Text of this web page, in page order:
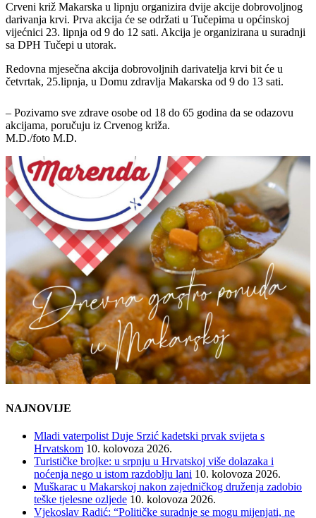
Crveni križ Makarska u lipnju organizira dvije akcije dobrovoljnog
darivanja krvi. Prva akcija će se održati u Tučepima u općinskoj
vijećnici 23. lipnja od 9 do 12 sati. Akcija je organizirana u suradnji
sa DPH Tučepi u utorak.
Redovna mjesečna akcija dobrovoljnih darivatelja krvi bit će u
četvrtak, 25.lipnja, u Domu zdravlja Makarska od 9 do 13 sati.
– Pozivamo sve zdrave osobe od 18 do 65 godina da se odazovu
akcijama, poručuju iz Crvenog križa.
M.D./foto M.D.
NAJNOVIJE
Mladi vaterpolist Duje Srzić kadetski prvak svijeta s
Hrvatskom 10. kolovoza 2026.
Turističke brojke: u srpnju u Hrvatskoj više dolazaka i
noćenja nego u istom razdoblju lani 10. kolovoza 2026.
Muškarac u Makarskoj nakon zajedničkog druženja zadobio
teške tjelesne ozljede 10. kolovoza 2026.
Vjekoslav Radić: “Političke suradnje se mogu mijenjati, ne